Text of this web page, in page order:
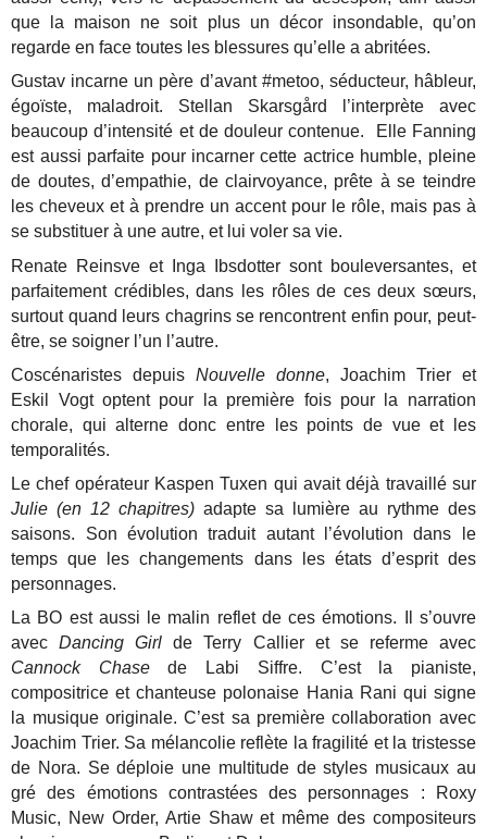
que la maison ne soit plus un décor insondable, qu’on
regarde en face toutes les blessures qu’elle a abritées.
Gustav incarne un père d’avant #metoo, séducteur, hâbleur,
égoïste, maladroit. Stellan Skarsgård l’interprète avec
beaucoup d’intensité et de douleur contenue. Elle Fanning
est aussi parfaite pour incarner cette actrice humble, pleine
de doutes, d’empathie, de clairvoyance, prête à se teindre
les cheveux et à prendre un accent pour le rôle, mais pas à
se substituer à une autre, et lui voler sa vie.
Renate Reinsve et Inga Ibsdotter sont bouleversantes, et
parfaitement crédibles, dans les rôles de ces deux sœurs,
surtout quand leurs chagrins se rencontrent enfin pour, peut-
être, se soigner l’un l’autre.
Coscénaristes depuisNouvelle donne, Joachim Trier et
Eskil Vogt optent pour la première fois pour la narration
chorale, qui alterne donc entre les points de vue et les
temporalités.
Le chef opérateur Kaspen Tuxen qui avait déjà travaillé sur
Julie (en 12 chapitres) adapte sa lumière au rythme des
saisons. Son évolution traduit autant l’évolution dans le
temps que les changements dans les états d’esprit des
personnages.
La BO est aussi le malin reflet de ces émotions. Il s’ouvre
avecDancing Girlde Terry Callier et se referme avec
Cannock Chasede Labi Siffre. C’est la pianiste,
compositrice et chanteuse polonaise Hania Rani qui signe
la musique originale. C’est sa première collaboration avec
Joachim Trier. Sa mélancolie reflète la fragilité et la tristesse
de Nora. Se déploie une multitude de styles musicaux au
gré des émotions contrastées des personnages : Roxy
Music, New Order, Artie Shaw et même des compositeurs